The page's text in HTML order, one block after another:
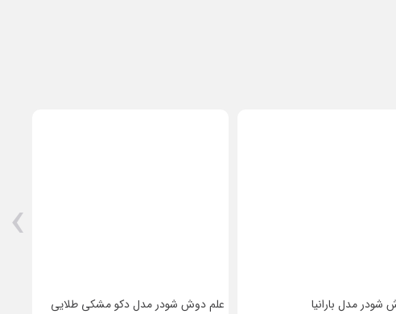
شودر مدل بارانیا علم دوش شودر مدل دکو مشکی طلایی
›